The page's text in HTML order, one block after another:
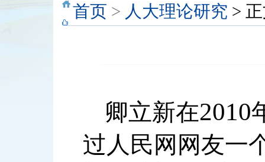
首页 > 人大理论研究 >
卿立新在2010
过人民网网友一